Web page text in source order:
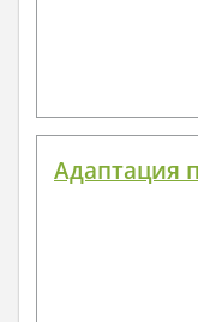
Адаптация